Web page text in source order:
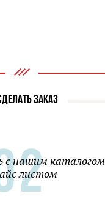
ЗАКАЗ
с нашим каталогом
листом